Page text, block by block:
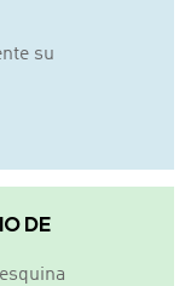
su
DE